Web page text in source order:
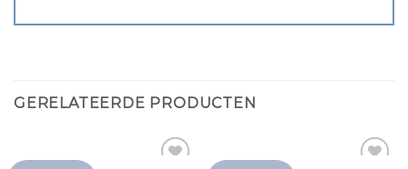
GERELATEERDE PRODUCTEN